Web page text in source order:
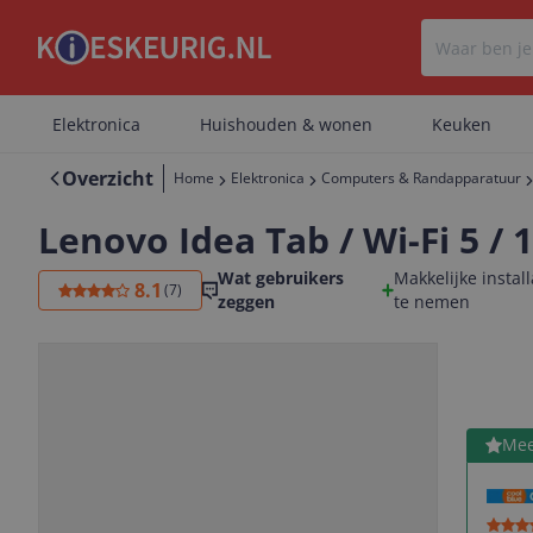
Elektronica Huishouden & wonen Keuken
Overzicht Home Elektronica Computers & Randapparatuur
Lenovo Idea Tab / Wi-Fi 5 /
8.1 (7)
Wat gebruikers
zeggen
Makkelijke
te nemen
Bekijk